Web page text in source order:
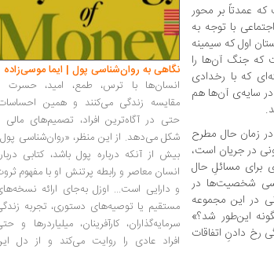
عمدتاً بر محور
با توجه به
اول که سیمینه
که جنگ آن‌ها را
که با رخدادی
در سایه‌ی آن‌ها هم
زمان حال مطرح
در جریان است،
برای مسائلِ حال
شخصیت‌ها در
در این مجموعه
این‌طور شد؟»
دادنِ اتفاقات
نگاهی به روان‌شناسی پول | ایما موسی‌زاده
انسان‌ها با ترس، طمع، امید، حسرت
مقایسه زندگی می‌کنند و همین
حتی در آگاه‌ترین افراد، تصمیم‌های مالی
شکل می‌دهد. از این منظر، «روان‌شناسی
بیش از آنکه درباره پول باشد، کتابی
انسان معاصر و رابطه پرتنش او با مفهوم
و دارایی است... اوزل به‌جای ارائه
مستقیم یا توصیه‌های دستوری، تجربه
سرمایه‌گذاران، کارآفرینان، میلیاردرها و
افراد عادی را روایت می‌کند و از دل